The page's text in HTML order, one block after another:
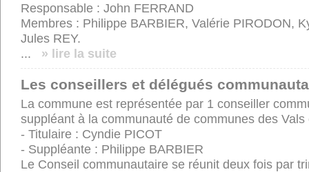
Responsable : John FERRAND
Membres : Philippe BARBIER, Valérie PIRODON,
Jules REY.
...
» lire la suite
Les conseillers et délégués
La commune est représentée par 1 conseiller
suppléant à la communauté de communes des
- Titulaire : Cyndie PICOT
- Suppléante : Philippe BARBIER
Le Conseil communautaire se réunit deux fois par